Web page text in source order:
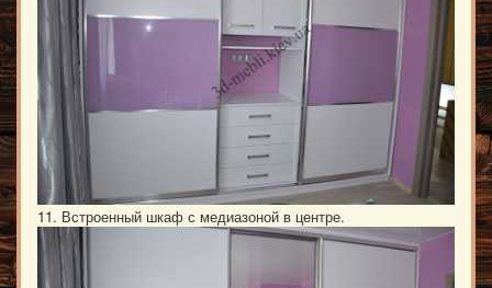
11. Встроенный шкаф с медиазоной в центре.